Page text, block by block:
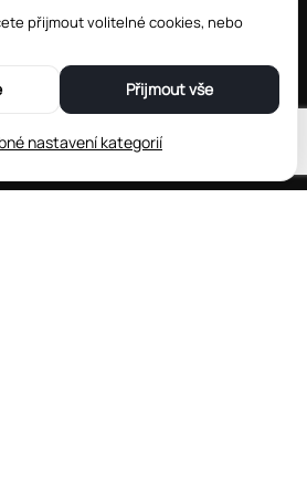
přijmout volitelné cookies, nebo
Přijmout vše
nastavení kategorií